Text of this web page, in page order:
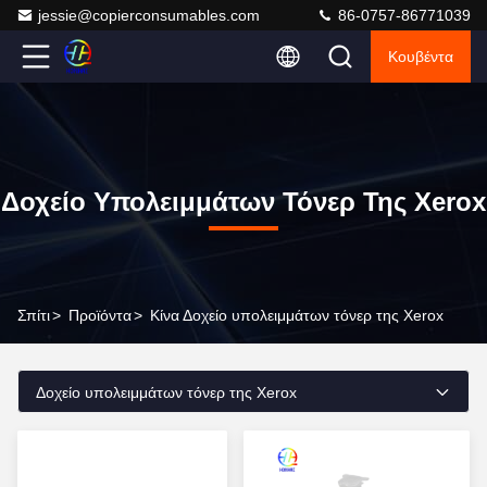
jessie@copierconsumables.com 86-0757-86771039
Κουβέντα
Δοχείο Υπολειμμάτων Τόνερ Της Xerox
Σπίτι> Προϊόντα> Κίνα Δοχείο υπολειμμάτων τόνερ της Xerox
Δοχείο υπολειμμάτων τόνερ της Xerox